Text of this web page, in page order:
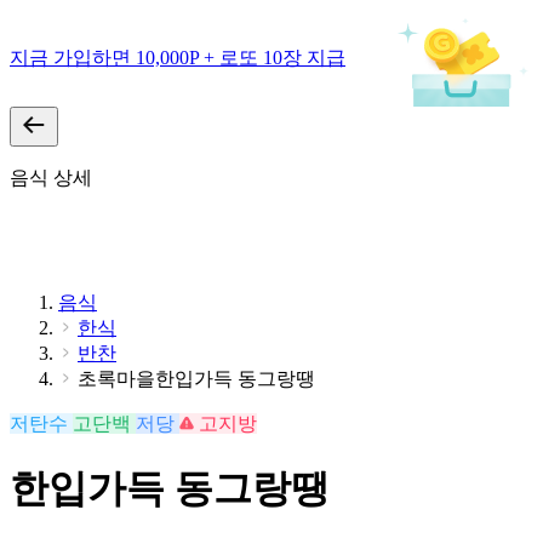
지금 가입하면 10,000P + 로또 10장 지급
음식 상세
음식
한식
반찬
초록마을한입가득 동그랑땡
저탄수 고단백 저당 고지방
한입가득 동그랑땡